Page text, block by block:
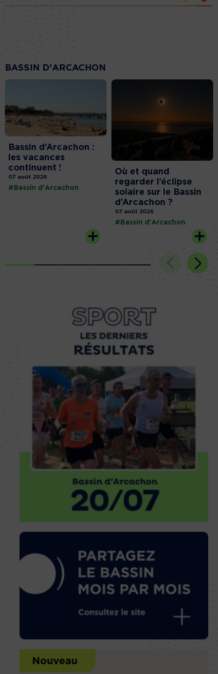
BASSIN D'ARCACHON
Bassin d’Arcachon :
les vacances
continuent !
07 août 2026
#Bassin d'Arcachon
Où et quand
regarder l’éclipse
solaire sur le Bassin
d’Arcachon ?
07 août 2026
#Bassin d'Arcachon